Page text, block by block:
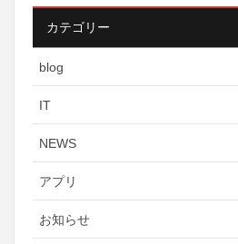
カテゴリー
blog
IT
NEWS
アプリ
お知らせ